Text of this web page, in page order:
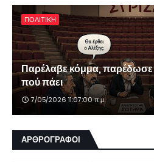
ΠΟΛΙΤΙΚΗ
Παρέλαβε κόμμα, παρέδωσε
πού πάει
7/05/2026 11:07:00 π.μ.
ΑΡΘΡΟΓΡΑΦΟΙ